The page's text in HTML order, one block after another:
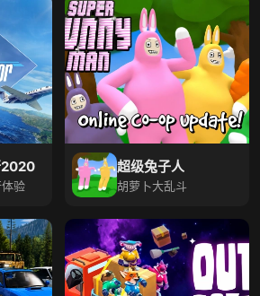
2020
验
超级兔子人
胡萝卜大乱斗